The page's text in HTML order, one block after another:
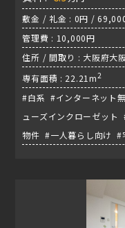
敷金 / 礼金 : 0円 /
管理費 : 10,000円
住所 / 間取り : 大阪府大
専有面積 : 22.21m2
#白系 #インターネット
ューズインクローゼッ
物件 #一人暮らし向け #